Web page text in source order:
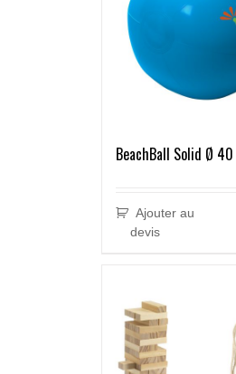
BeachBall Solid Ø
Ajouter au
devis